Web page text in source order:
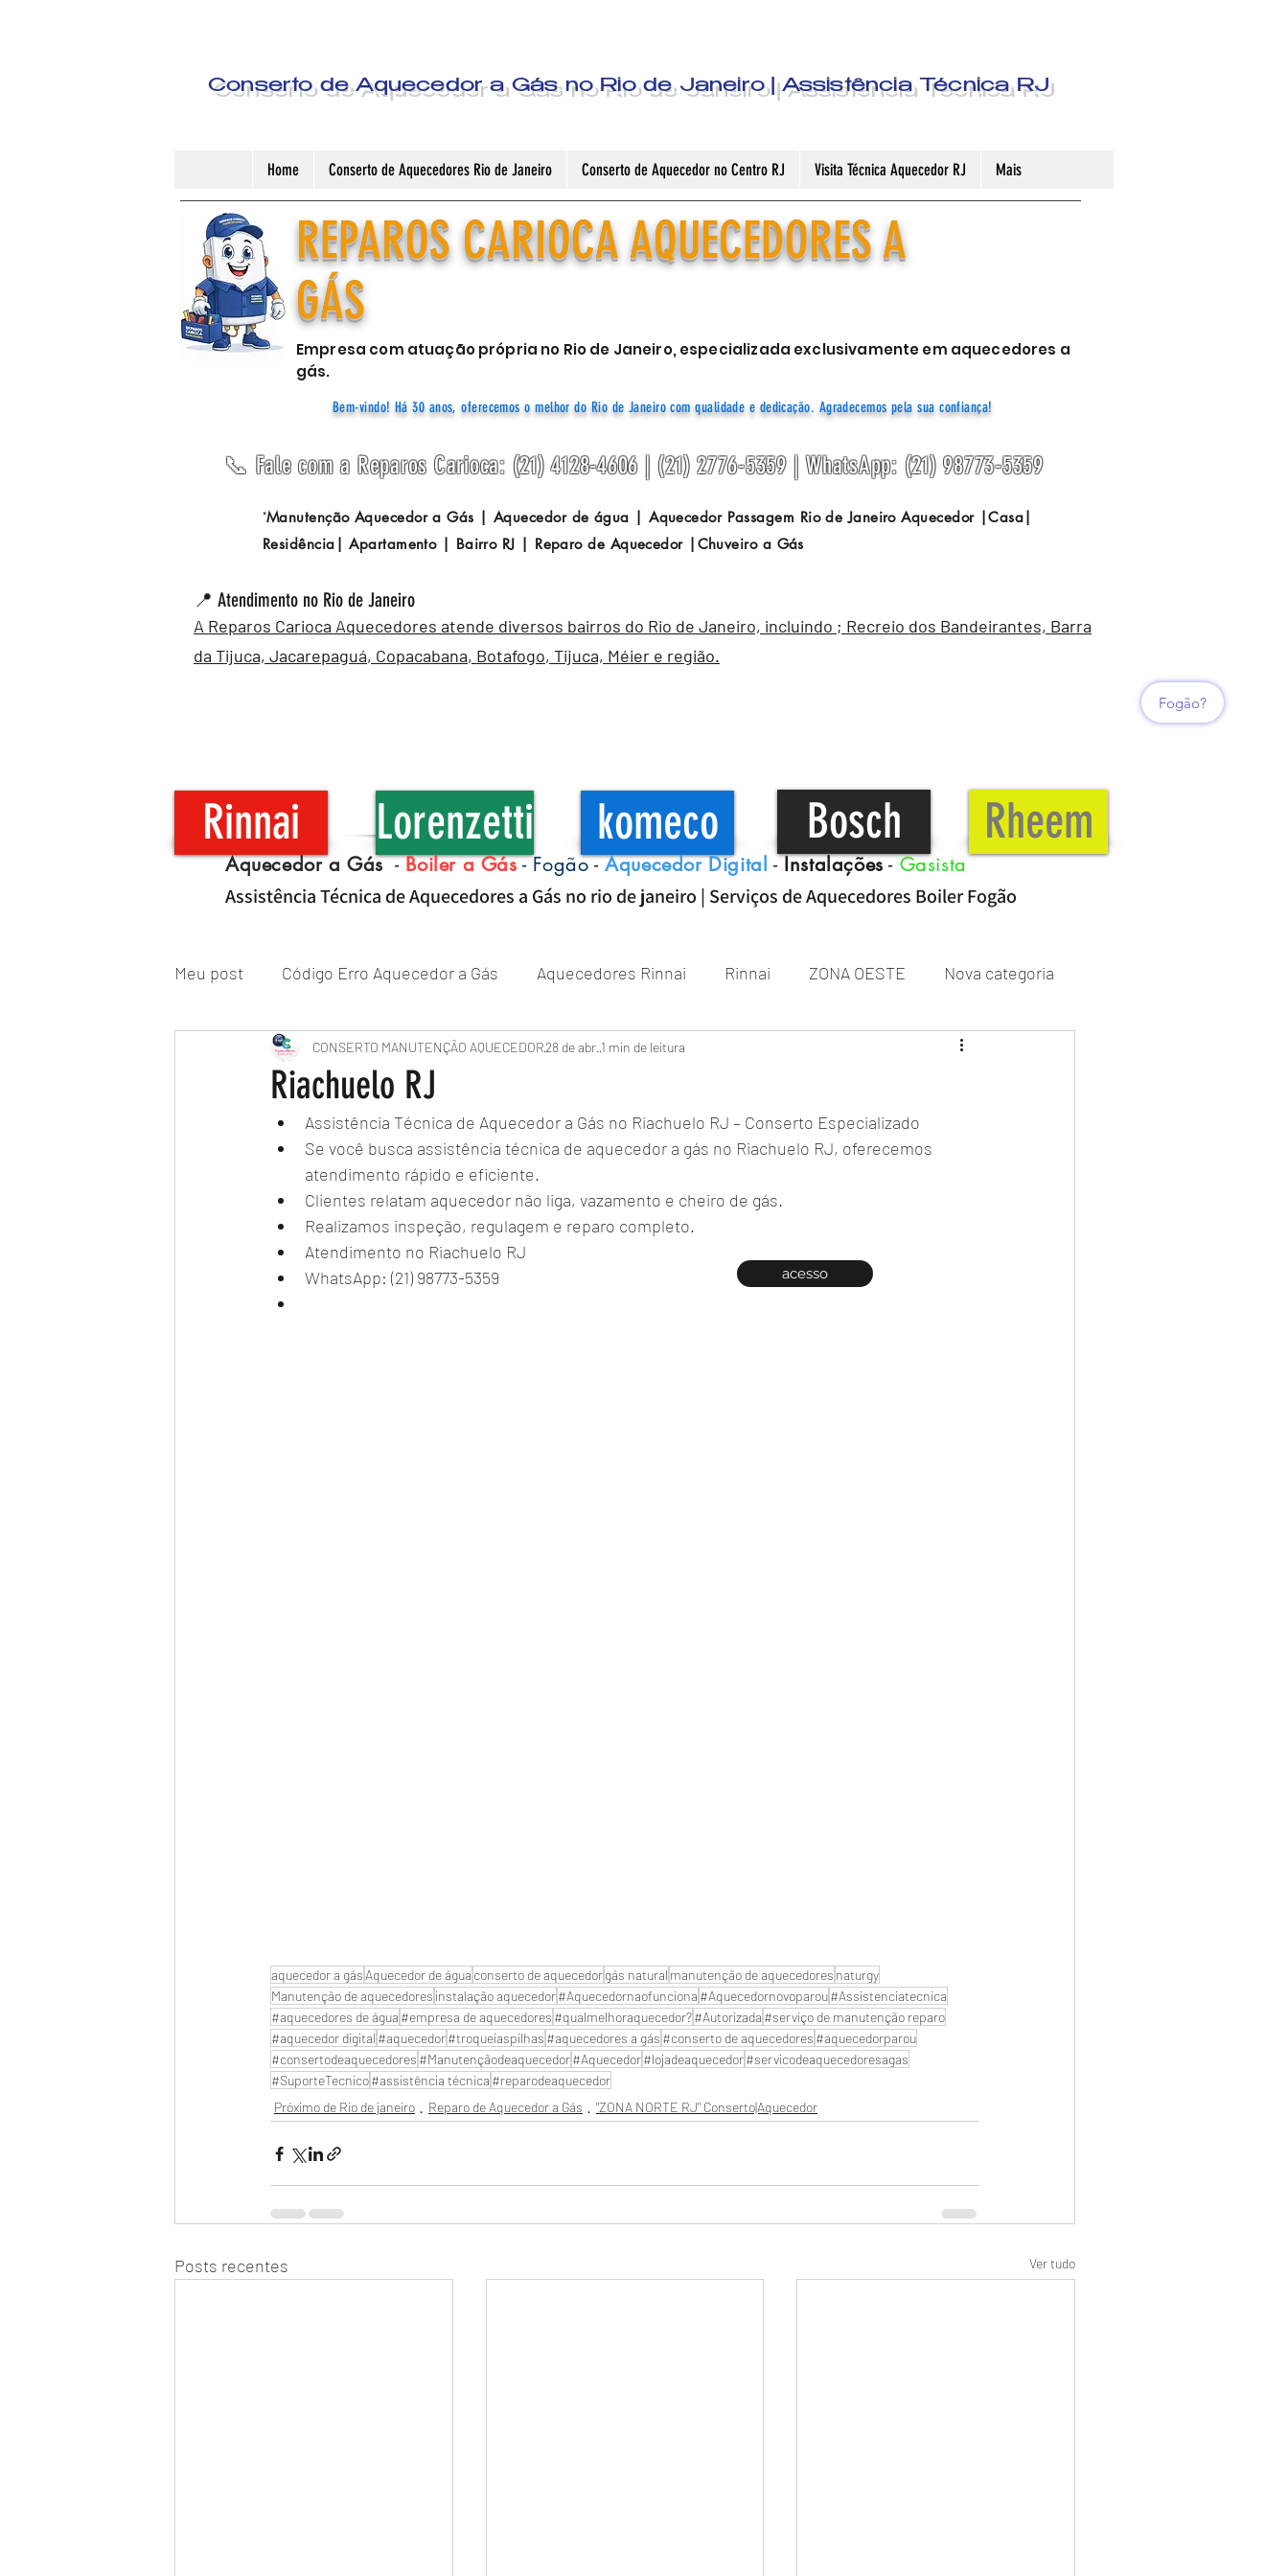
Conserto de Aquecedor a Gás no Rio de Janeiro | Assistência Técnica RJ
Home Conserto de Aquecedores Rio de Janeiro Conserto de Aquecedor no Centro RJ Visita Técnica Aquecedor RJ Mais
REPAROS CARIOCA AQUECEDORES A
GÁS
Empresa com atuação própria no Rio de Janeiro, especializada exclusivamente em aquecedores a
gás.
Bem-vindo! Há 30 anos, oferecemos o melhor do Rio de Janeiro com qualidade e dedicação. Agradecemos pela sua confiança!
📞 Fale com a Reparos Carioca: (21) 4128-4606 | (21) 2776-5359 | WhatsApp: (21) 98773-5359
"Manutenção Aquecedor a Gás | Aquecedor de água | Aquecedor Passagem Rio de Janeiro Aquecedor |Casa|
Residência| Apartamento | Bairro RJ | Reparo de Aquecedor |Chuveiro a Gás
📍 Atendimento no Rio de Janeiro
A Reparos Carioca Aquecedores atende diversos bairros do Rio de Janeiro, incluindo ; Recreio dos Bandeirantes, Barra
da Tijuca, Jacarepaguá, Copacabana, Botafogo, Tijuca, Méier e região.
Fogão?
Rinnai Lorenzetti komeco Bosch Rheem
Aquecedor a Gás-Boiler a Gás-Fogão-Aquecedor Digital -Instalações-Gasista
Assistência Técnica de Aquecedores a Gás no rio de janeiro | Serviços de Aquecedores Boiler Fogão
Meu post Código Erro Aquecedor a Gás Aquecedores Rinnai Rinnai ZONA OESTE Nova categoria
"ZONA NORTE RJ" Conserto|Aquecedor Próximo de Rio de janeiro
Reparo de Aquecedor a Gás Zona sul RJ aquecedor aquecedores
Riachuelo RJ
CONSERTO MANUTENÇÃO AQUECEDOR28 de abr. 1 min de leitura
Assistência Técnica de Aquecedor a Gás no Riachuelo RJ – Conserto Especializado
Se você busca assistência técnica de aquecedor a gás no Riachuelo RJ, oferecemos
atendimento rápido e eficiente.
Clientes relatam aquecedor não liga, vazamento e cheiro de gás.
Realizamos inspeção, regulagem e reparo completo.
Atendimento no Riachuelo RJ
WhatsApp: (21) 98773-5359
aquecedor a gás Aquecedor de água conserto de aquecedorgás natural manutenção de aquecedores naturgy
Manutenção de aquecedores instalação aquecedor#Aquecedornaofunciona #Aquecedornovoparou#Assistenciatecnica
#aquecedores de água #empresa de aquecedores #qualmelhoraquecedor?#Autorizada #serviço de manutenção reparo
#aquecedor digital #aquecedor#troqueiaspilhas #aquecedores a gás #conserto de aquecedores #aquecedorparou
#consertodeaquecedores #Manutençãodeaquecedor#Aquecedor#lojadeaquecedor#servicodeaquecedoresagas
#SuporteTecnico#assistência técnica #reparodeaquecedor
Próximo de Rio de janeiro
Reparo de Aquecedor a Gás "ZONA NORTE RJ" Conserto|Aquecedor
Posts recentes Ver tudo
acesso